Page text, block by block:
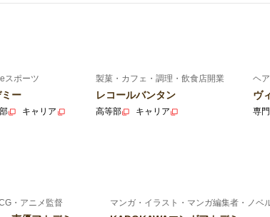
スポーツ
ー
キャリア
製菓・カフェ・調理・飲食店開業
レコールバンタン
高等部 キャリア
ヘ
ヴ
専
・アニメ監督 マンガ・イラスト・マンガ編集者・ノベ